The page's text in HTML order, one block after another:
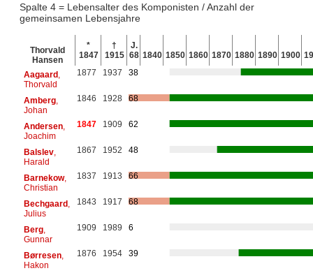
Spalte 4 = Lebensalter des Komponisten / Anzahl der
gemeinsamen Lebensjahre
Thorvald
Hansen
*
1847
†
1915
J.
68 1840 1850 1860 1870 1880 1890 1900
Aagaard,
Thorvald
1877 1937 38
Amberg,
Johan
1846 1928 68
Andersen,
Joachim
1847 1909 62
Balslev,
Harald
1867 1952 48
Barnekow,
Christian
1837 1913 66
Bechgaard,
Julius
1843 1917 68
Berg,
Gunnar
1909 1989 6
Børresen,
Hakon
1876 1954 39